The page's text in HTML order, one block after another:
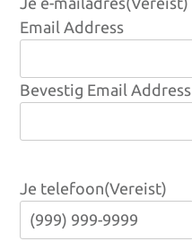
Email Address
Bevestig Email Address
Je telefoon(Vereist)